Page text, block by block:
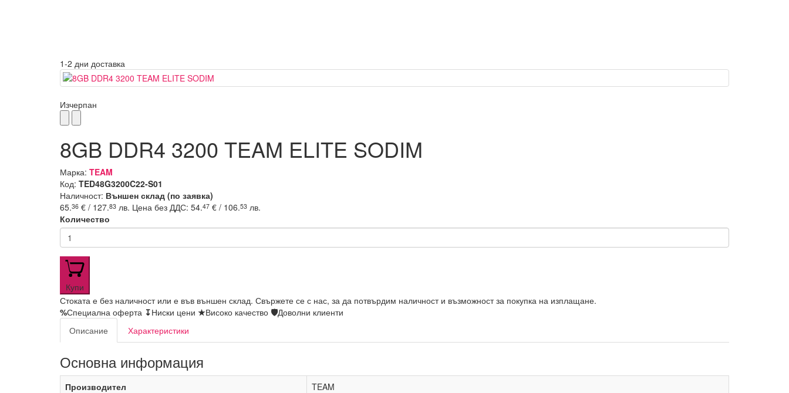
1-2 дни доставка
Изчерпан
8GB DDR4 3200 TEAM ELITE SODIM
Марка: TEAM
Код: TED48G3200C22-S01
Наличност: Външен склад (по заявка)
65.36 € / 127.83 лв. Цена без ДДС: 54.47 € / 106.53 лв.
Количество
Купи
Стоката е без наличност или е във външен склад. Свържете се с нас, за да потвърдим наличност и възможност за покупка на изплащане.
%Специална оферта ↧Ниски цени ★Високо качество 🛡Доволни клиенти
Описание
Характеристики
Основна информация
Производител
TEAM